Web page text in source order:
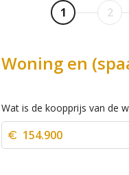
1 2
Woning en
Wat is de koopprijs van de